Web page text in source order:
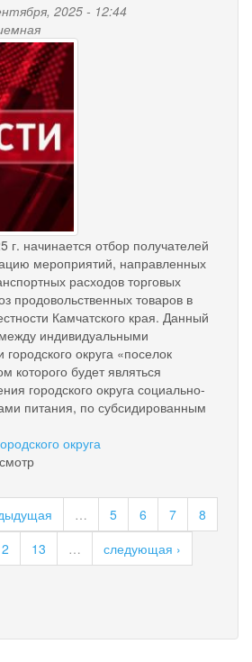
2025 - 12:44
отбор получателей
мероприятий, направленных
расходов торговых
продовольственных товаров в
Камчатского края. Данный
индивидуальными
округа «поселок
которого будет являться
городского округа социально-
питания, по субсидированным
округа
… 5 6 7
8
13 …
следующая ›